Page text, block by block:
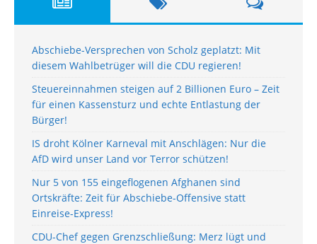
Abschiebe-Versprechen von Scholz geplatzt: Mit
diesem Wahlbetrüger will die CDU regieren!
Steuereinnahmen steigen auf 2 Billionen Euro – Zeit
für einen Kassensturz und echte Entlastung der
Bürger!
IS droht Kölner Karneval mit Anschlägen: Nur die
AfD wird unser Land vor Terror schützen!
Nur 5 von 155 eingeflogenen Afghanen sind
Ortskräfte: Zeit für Abschiebe-Offensive statt
Einreise-Express!
CDU-Chef gegen Grenzschließung: Merz lügt und